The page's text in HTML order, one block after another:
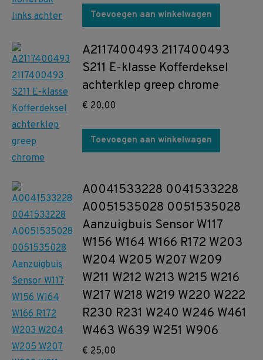
Toevoegen aan winkelwagen
A2117400493 2117400493
S211 E-klasse Kofferdeksel
achterklep greep chrome
€ 20,00
Toevoegen aan winkelwagen
A0041533228 0041533228
A0051535028 0051535028
Aanzuigbuis Sensor W117
W156 W164 W166 R172 W203
W204 W205 W207 W209
W211 W212 W213 W215 W216
W217 W218 W219 W220 W222
R230 R231 W240 W246 W461
W463 W639 W251 W906
€ 25,00